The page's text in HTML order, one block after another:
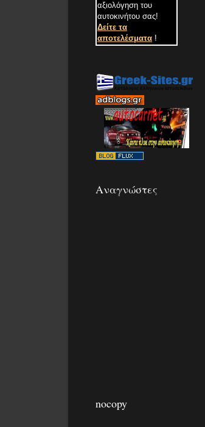
αξιολόγηση του
αυτοκινήτου σας!
Δείτε τα
αποτελέσματα !
Αναγνώστες
nocopy